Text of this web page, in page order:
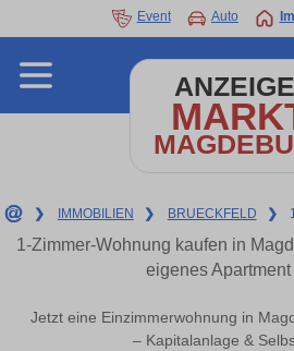
Event Auto
❯ IMMOBILIEN ❯ BRUECKFELD ❯
1-Zimmer-Wohnung kaufen in
eigenes
Jetzt eine Einzimmerwohnung in
– Kapitalanlage &